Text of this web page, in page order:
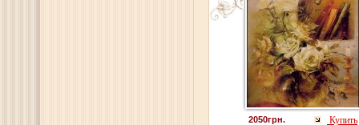
2050грн. Купить